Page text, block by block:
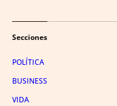
Secciones
POLÍTICA
BUSINESS
VIDA